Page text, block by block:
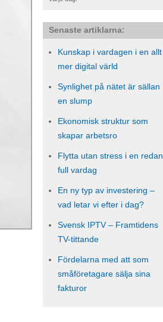
Senaste artiklarna:
Kunskap i vardagen i en allt
mer digital värld
Synlighet på nätet är sällan
en slump
Ekonomisk struktur som
skapar arbetsro
Flytta utan stress i en redan
full vardag
En ny typ av investering –
vad letar vi efter i dag?
Svensk IPTV – Framtidens
TV-tittande
Fördelarna med att som
småföretagare sälja sina
fakturor